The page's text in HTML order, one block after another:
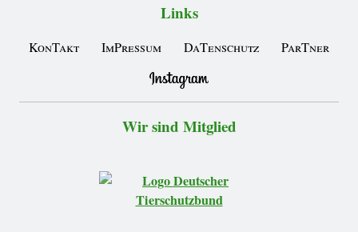
Links
KonTakt ImPressum DaTenschutz ParTner
Wir sind Mitglied